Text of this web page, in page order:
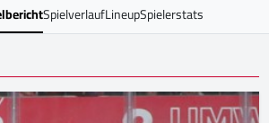
SpielverlaufLineupSpielerstats